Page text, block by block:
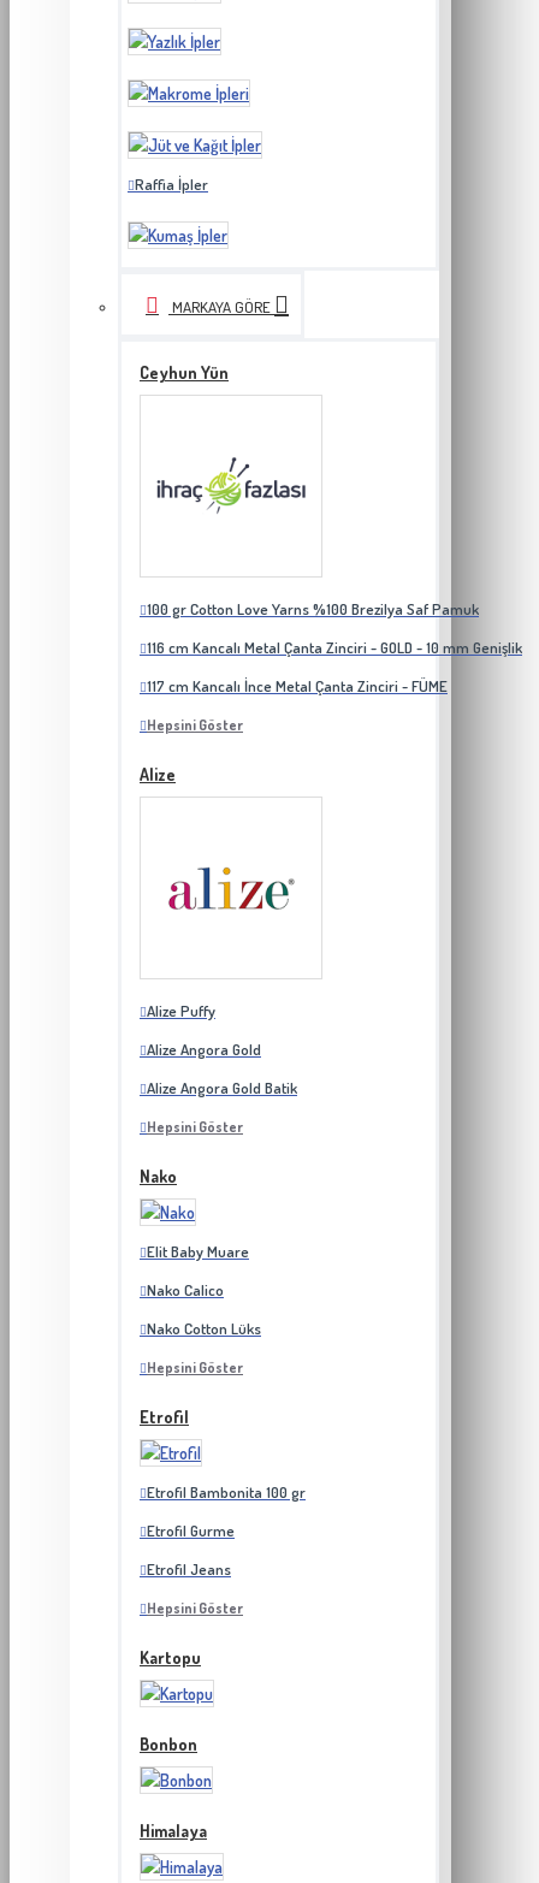
Raffia İpler
MARKAYA GÖRE
Ceyhun Yün
100 gr Cotton Love Yarns %100 Brezilya Saf Pamuk
116 cm Kancalı Metal Çanta Zinciri - GOLD - 10 mm Genişlik
117 cm Kancalı İnce Metal Çanta Zinciri - FÜME
Hepsini Göster
Alize
Alize Puffy
Alize Angora Gold
Alize Angora Gold Batik
Hepsini Göster
Nako
Elit Baby Muare
Nako Calico
Nako Cotton Lüks
Hepsini Göster
Etrofil
Etrofil Bambonita 100 gr
Etrofil Gurme
Etrofil Jeans
Hepsini Göster
Kartopu
Bonbon
Himalaya